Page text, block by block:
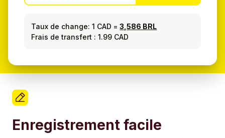
Taux de change: 1 CAD =3,586 BRL
Frais de transfert : 1.99 CAD
Enregistrement facile